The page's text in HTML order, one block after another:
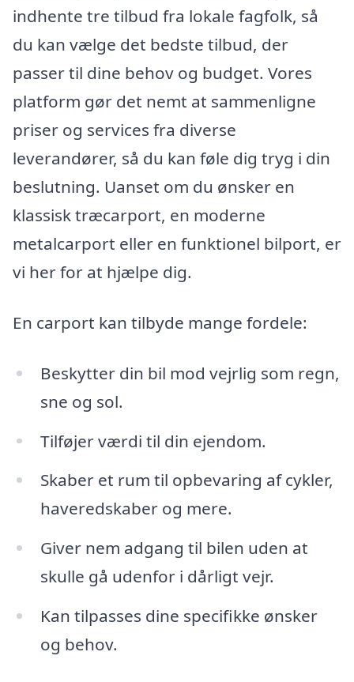
indhente tre tilbud fra lokale fagfolk, så
du kan vælge det bedste tilbud, der
passer til dine behov og budget. Vores
platform gør det nemt at sammenligne
priser og services fra diverse
leverandører, så du kan føle dig tryg i din
beslutning. Uanset om du ønsker en
klassisk træcarport, en moderne
metalcarport eller en funktionel bilport, er
vi her for at hjælpe dig.
En carport kan tilbyde mange fordele:
Beskytter din bil mod vejrlig som regn,
sne og sol.
Tilføjer værdi til din ejendom.
Skaber et rum til opbevaring af cykler,
haveredskaber og mere.
Giver nem adgang til bilen uden at
skulle gå udenfor i dårligt vejr.
Kan tilpasses dine specifikke ønsker
og behov.